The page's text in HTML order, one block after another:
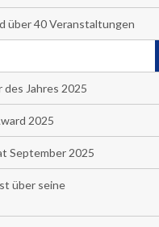
über 40 Veranstaltungen
Jahres 2025
2025
September 2025
über seine